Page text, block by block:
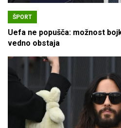
ŠPORT
Uefa ne popušča: možnost
vedno obstaja